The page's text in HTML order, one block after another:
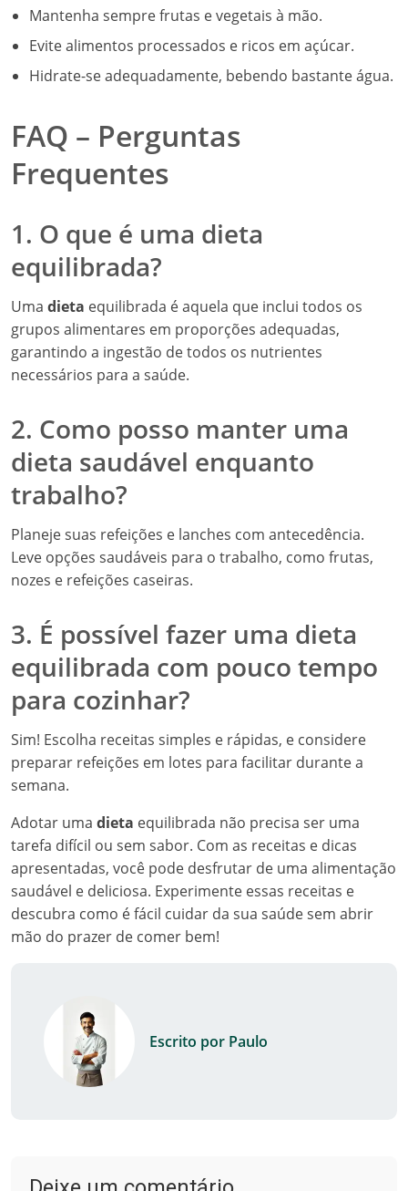
Mantenha sempre frutas e vegetais à mão.
Evite alimentos processados e ricos em açúcar.
Hidrate-se adequadamente, bebendo bastante água.
FAQ – Perguntas
Frequentes
1. O que é uma dieta
equilibrada?
Uma dieta equilibrada é aquela que inclui todos os
grupos alimentares em proporções adequadas,
garantindo a ingestão de todos os nutrientes
necessários para a saúde.
2. Como posso manter uma
dieta saudável enquanto
trabalho?
Planeje suas refeições e lanches com antecedência.
Leve opções saudáveis para o trabalho, como frutas,
nozes e refeições caseiras.
3. É possível fazer uma dieta
equilibrada com pouco tempo
para cozinhar?
Sim! Escolha receitas simples e rápidas, e considere
preparar refeições em lotes para facilitar durante a
semana.
Adotar uma dieta equilibrada não precisa ser uma
tarefa difícil ou sem sabor. Com as receitas e dicas
apresentadas, você pode desfrutar de uma alimentação
saudável e deliciosa. Experimente essas receitas e
descubra como é fácil cuidar da sua saúde sem abrir
mão do prazer de comer bem!
Escrito por Paulo